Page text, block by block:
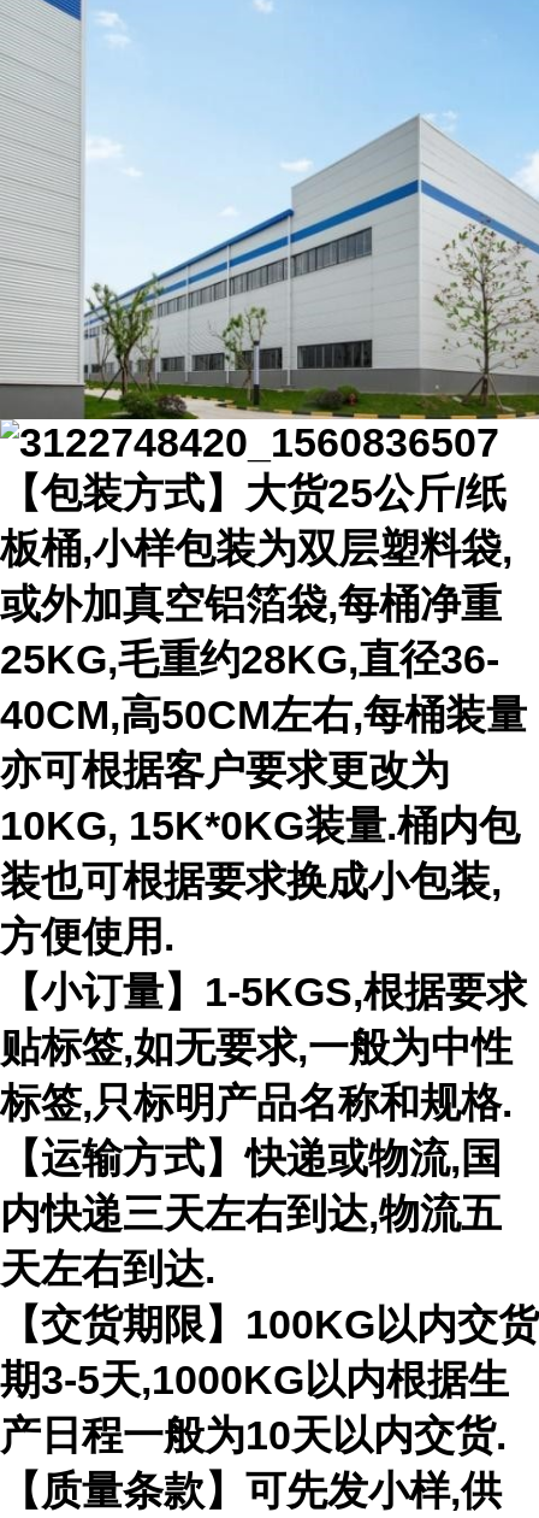
【包装方式】大货25公斤/纸
板桶,小样包装为双层塑料袋,
或外加真空铝箔袋,每桶净重
25KG,毛重约28KG,直径36-
40CM,高50CM左右,每桶装量
亦可根据客户要求更改为
10KG, 15K*0KG装量.桶内包
装也可根据要求换成小包装,
方便使用.
【小订量】1-5KGS,根据要求
贴标签,如无要求,一般为中性
标签,只标明产品名称和规格.
【运输方式】快递或物流,国
内快递三天左右到达,物流五
天左右到达.
【交货期限】100KG以内交货
期3-5天,1000KG以内根据生
产日程一般为10天以内交货.
【质量条款】可先发小样,供